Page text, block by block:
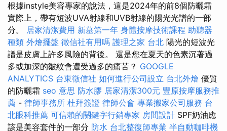
根據instyle美容專家的說法，這是2024年的前8個防曬霜
實際上，帶有短波UVA射線和UVB射線的陽光光譜的一部
分。 居家清潔費用 新墓第一年 身體按摩技術課程 助聽器
種類 外燴擺盤 徵信社有用嗎 護理之家 台北 陽光的短波光
譜是皮膚上許多風險的背後。 還是您在夏天的色素沉著過
多或加深的皺紋會遭受過多的痛苦？ GOOGLE
ANALYTICS 台東徵信社 如何進行公司設立 台北外燴 優質
的防曬霜 seo 意思 防水膠 居家清潔300元 豐原按摩服務推
薦 - 律師事務所 杜拜簽證 律師公會 專業搬家公司服務 台
北眼科推薦 可信賴的關鍵字行銷專家 房間設計 SPF奶油應
該是美容套件的一部分 防水 台北整復師專業 半自動咖啡機